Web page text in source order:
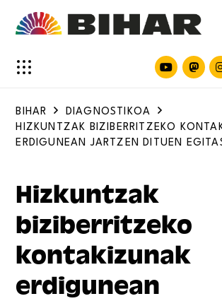
BIHAR
DIAGNOSTIKOA
HIZKUNTZAK BIZIBERRITZEKO
ERDIGUNEAN JARTZEN DITUEN
Hizkuntzak
biziberritzeko
kontakizunak
erdigunean